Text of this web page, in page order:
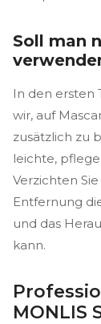
Soll man
In den ersten
wir, auf
zusätzlich zu
leichte,
Verzichten
Entfernung
und das
kann.
MONLIS